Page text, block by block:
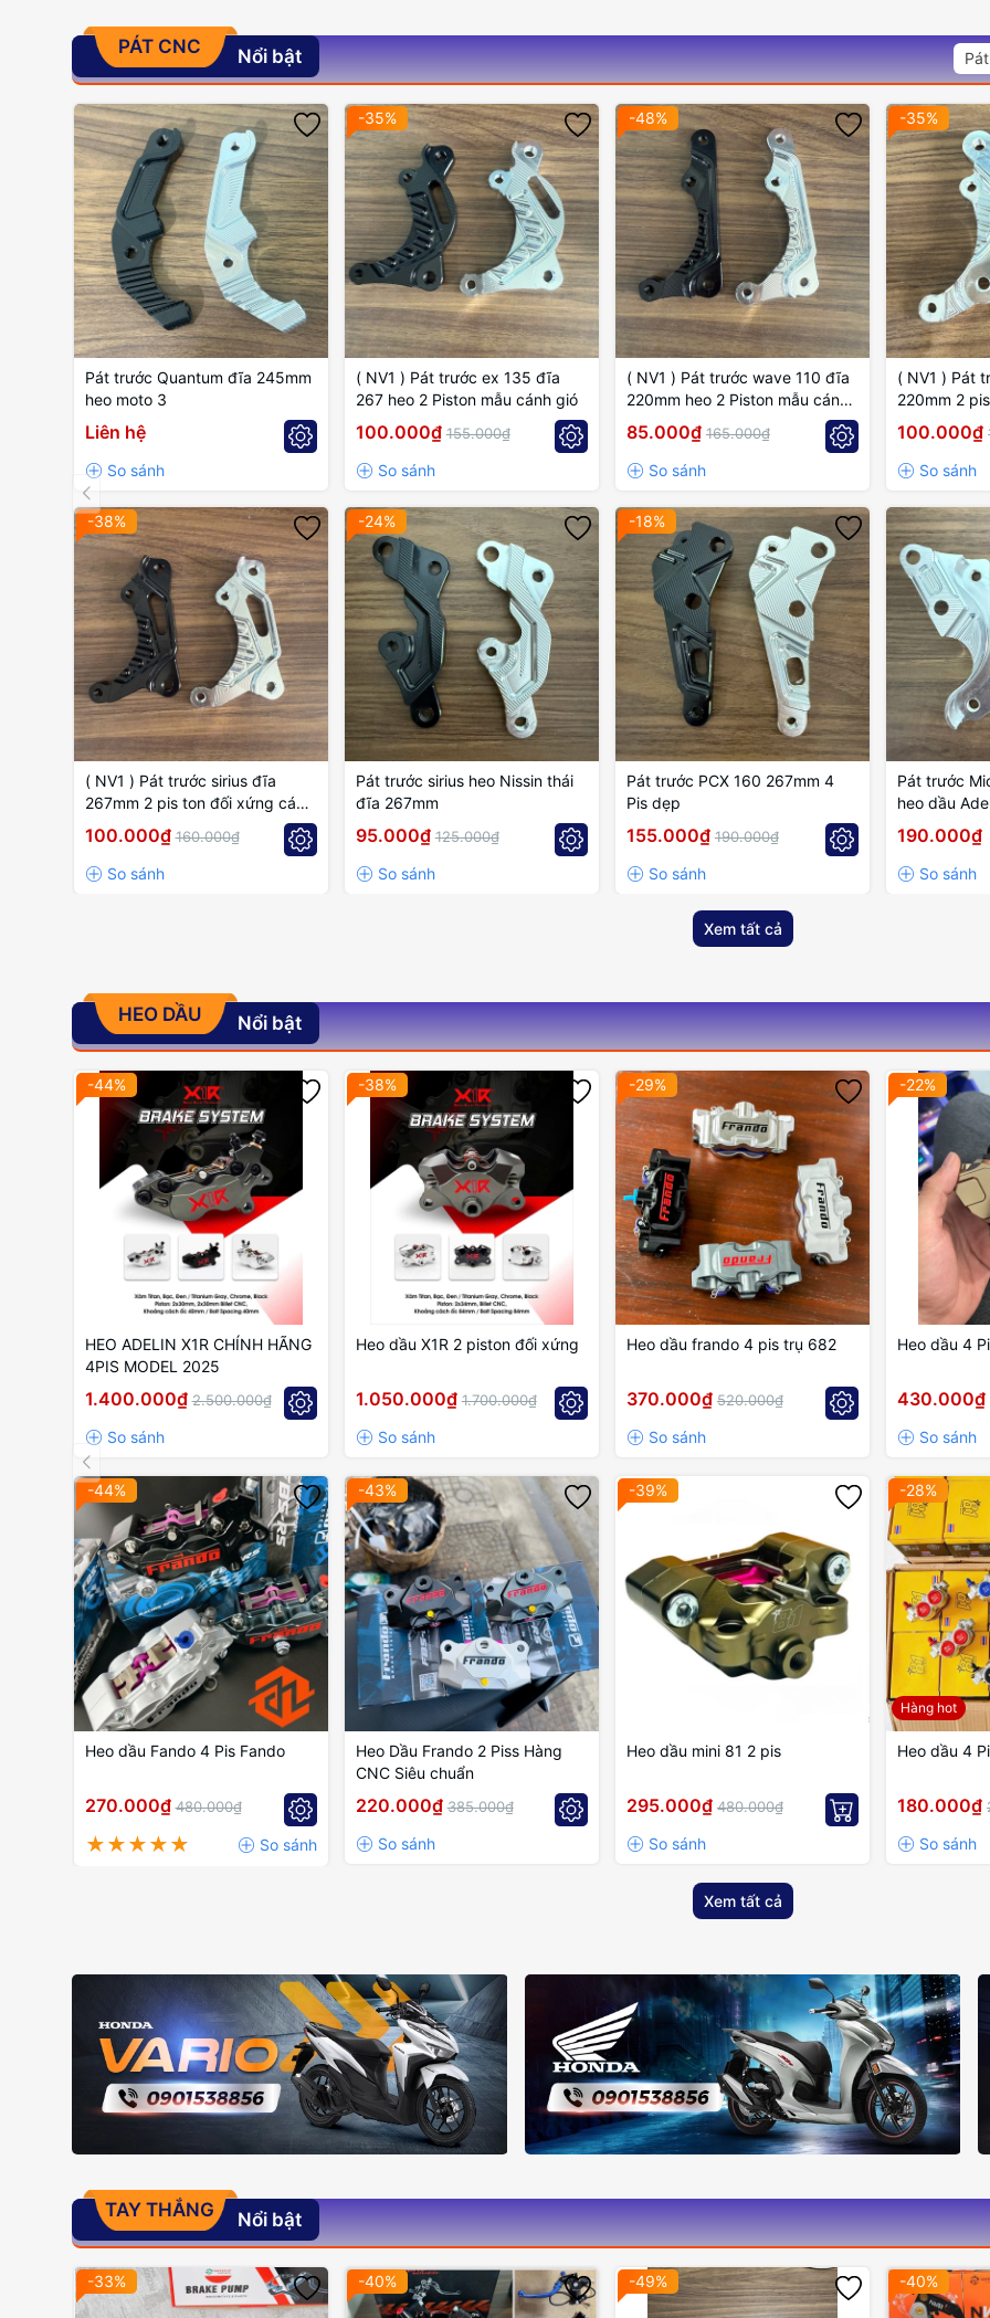
PÁT CNC Nổi bật
Pát trước Quantum đĩa 245mm
heo moto 3
Liên hệ
-35%
( NV1 ) Pát trước ex 135 đĩa
267 heo 2 Piston mẫu cánh gió
100.000₫ 155.000₫
-48%
( NV1 ) Pát trước wave 110 đĩa
220mm heo 2 Piston mẫu cánh
gió
85.000₫ 165.000₫
-35%
( NV1 ) Pát
220mm 2
cánh gió
100.000₫
-38%
( NV1 ) Pát trước sirius đĩa
267mm 2 pis ton đối xứng cánh
gió
100.000₫ 160.000₫
-24%
Pát trước sirius heo Nissin thái
đĩa 267mm
95.000₫ 125.000₫
-18%
Pát trước PCX 160 267mm 4
Pis dẹp
155.000₫ 190.000₫
Pát trước
heo dầu
190.000₫
Xem tất cả
HEO DẦU Nổi bật
-44%
HEO ADELIN X1R CHÍNH HÃNG
4PIS MODEL 2025
1.400.000₫ 2.500.000₫
-38%
Heo dầu X1R 2 piston đối xứng
1.050.000₫ 1.700.000₫
-29%
Heo dầu frando 4 pis trụ 682
370.000₫ 520.000₫
-22%
Heo dầu 4
430.000₫
-44%
Heo dầu Fando 4 Pis Fando
270.000₫ 480.000₫
-43%
Heo Dầu Frando 2 Piss Hàng
CNC Siêu chuẩn
220.000₫ 385.000₫
-39%
Heo dầu mini 81 2 pis
295.000₫ 480.000₫
Hàng hot
-28%
Heo dầu 4
180.000₫
Xem tất cả
TAY THẮNG Nổi bật
-33% -40% -49% -40%